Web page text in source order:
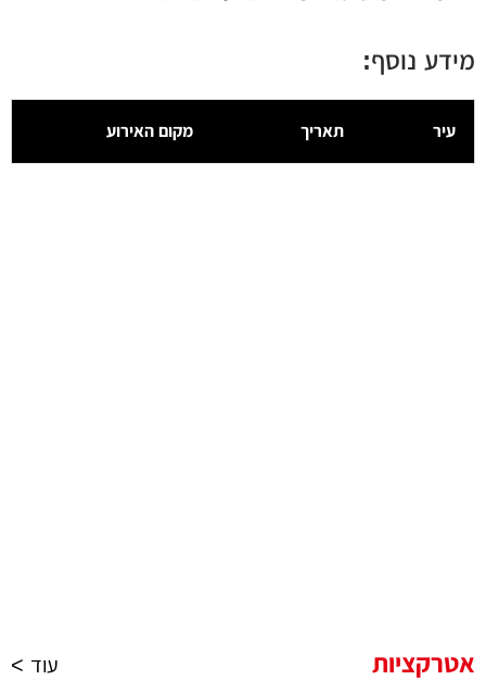
מידע נוסף:
עיר תאריך מקום האירוע
אטרקציות עוד >